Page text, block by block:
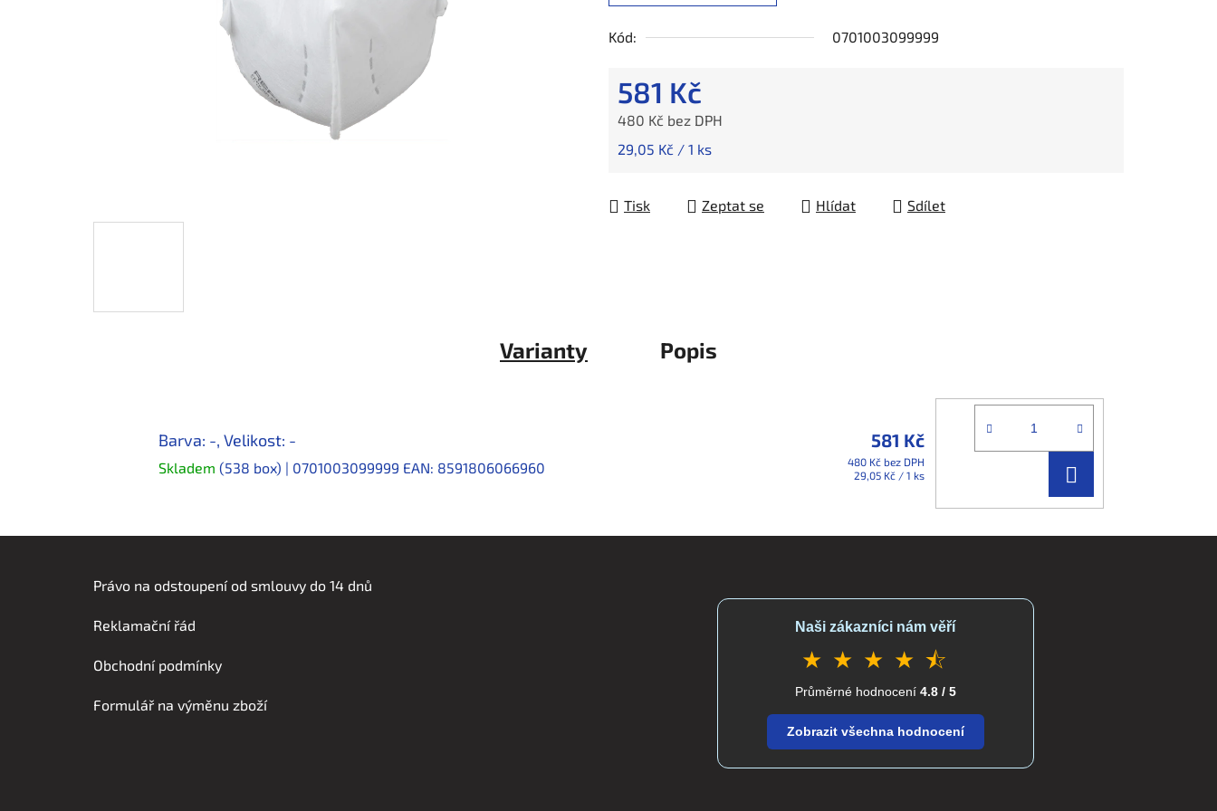
Kód: 0701003099999
581 Kč
480 Kč bez DPH
Měrná cena:
29,05 Kč / 1 ks
Tisk Zeptat se Hlídat Sdílet
Varianty Popis
Barva: -, Velikost: -
Skladem (538 box) | 0701003099999 EAN: 8591806066960
581 Kč
480 Kč bez DPH
Měrná
29,05 Kč / 1 ks
KOŠÍKU
Právo na odstoupení od smlouvy do 14 dnů
Reklamační řád
Obchodní podmínky
Formulář na výměnu zboží
Naši zákazníci nám věří
★ ★ ★ ★ ⯪
Průměrné hodnocení 4.8 / 5
Zobrazit všechna hodnocení